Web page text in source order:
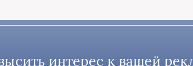
интерес к вашей